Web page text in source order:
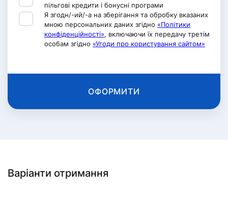
пільгові кредити і бонусні програми
Я згодн/-ий/-а на зберігання та обробку вказаних
мною персональних даних згідно «Політики
конфіденційності», включаючи їх передачу третім
особам згідно «Угоди про користування сайтом»
ОФОРМИТИ
Варіанти отримання